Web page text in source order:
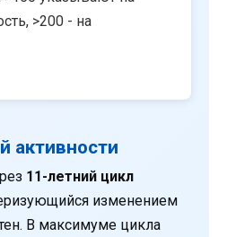
>200 - на
активности
11-летний цикл
изменением
В максимуме цикла